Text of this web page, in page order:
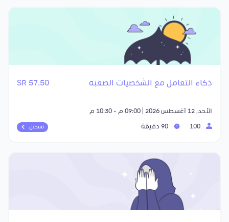
ذكاء التعامل مع الشخصيات الصعبه 57.50 SR
الأحد, 12 أغسطس 2026 | 09:00 م - 10:30 م
تسجيل